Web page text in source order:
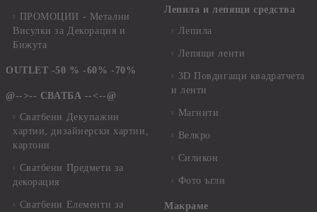
ПРОМОЦИИ - Метални
Висулки за Декорация и
Бижута
OUTLET -50 % -60% -70%
@-->-- СВАТБА --<--@
Сватбени Декупажни
хартии, дизайнерски хартии,
картони
Сватбени Предмети за
декорация
Сватбени Елементи за
Лепила и лепящи средства
Лепила
Лепящи ленти
3D Повдигащи квадратчета
и ленти
Магнити
Велкро
Силикон
Фото ъгли
Макраме